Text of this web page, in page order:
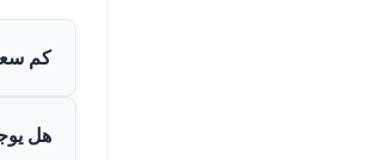
كم
لوصف
هل